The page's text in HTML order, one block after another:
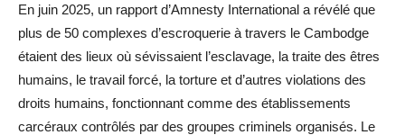
En juin 2025, un rapport d’Amnesty International a révélé que
plus de 50 complexes d’escroquerie à travers le Cambodge
étaient des lieux où sévissaient l’esclavage, la traite des êtres
humains, le travail forcé, la torture et d’autres violations des
droits humains, fonctionnant comme des établissements
carcéraux contrôlés par des groupes criminels organisés. Le